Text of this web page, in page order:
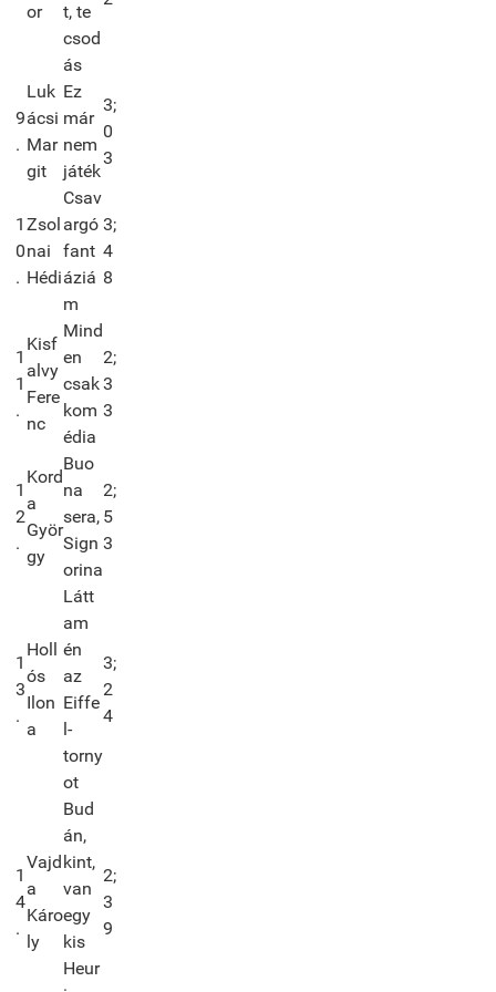
or
t, te
csod
ás
9
.
Luk
ácsi
Mar
git
Ez
már
nem
játék
3;
0
3
1
0
.
Zsol
nai
Hédi
Csav
argó
fant
áziá
m
3;
4
8
1
1
.
Kisf
alvy
Fere
nc
Mind
en
csak
kom
édia
2;
3
3
1
2
.
Kord
a
Györ
gy
Buo
na
sera,
Sign
orina
2;
5
3
1
3
.
Holl
ós
Ilon
a
Látt
am
én
az
Eiffe
l-
torny
ot
3;
2
4
1
4
.
Vajd
a
Káro
ly
Bud
án,
kint,
van
egy
kis
Heur
2;
3
9